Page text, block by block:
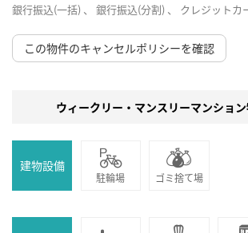
銀行振込(一括) 、 銀行振込(分割) 、 クレジットカ
この物件のキャンセルポリシーを確認
ウィークリー・マンスリーマンショ
建物設備
駐輪場 ゴミ捨て場